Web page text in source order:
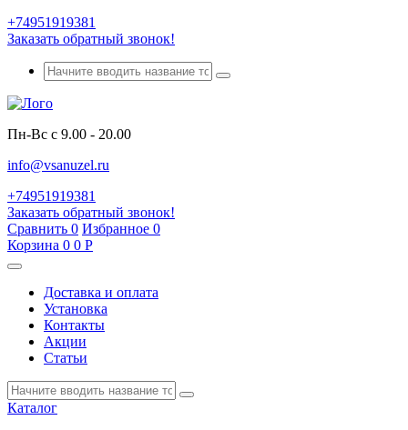
+74951919381
Заказать обратный звонок!
Пн-Вс с 9.00 - 20.00
info@vsanuzel.ru
+74951919381
Заказать обратный звонок!
Сравнить 0 Избранное 0
Корзина 0 0 Р
Доставка и оплата
Установка
Контакты
Акции
Статьи
Каталог